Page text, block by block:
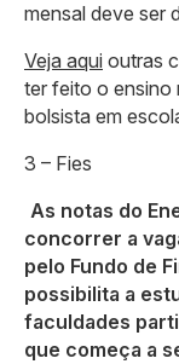
mensal deve ser
Veja aqui outras
ter feito o ensino
bolsista em
3 – Fies
As notas do
concorrer a
pelo Fundo de
possibilita a
faculdades
que começa a